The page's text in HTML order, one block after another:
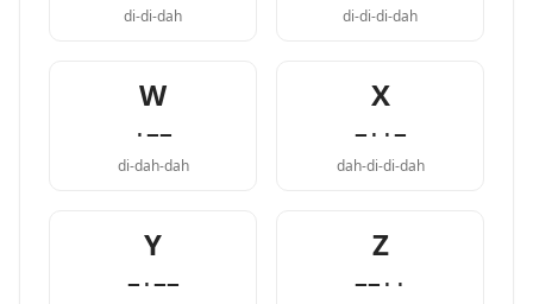
di-di-dah di-di-di-dah
W
·−−
di-dah-dah
X
−··−
dah-di-di-dah
Y
−·−−
Z
−−··